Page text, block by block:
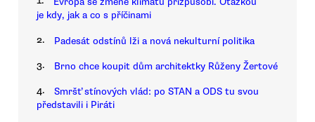
je kdy, jak a co s příčinami
2. Padesát odstínů lži a nová nekulturní politika
3. Brno chce koupit dům architektky Růženy Žertové
4.
Smršť stínových vlád: po STAN a ODS tu svou
představili i Piráti